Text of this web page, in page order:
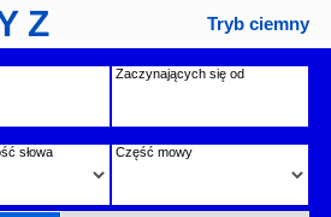
Tryb ciemny
Zaczynających się od
słowa Część mowy